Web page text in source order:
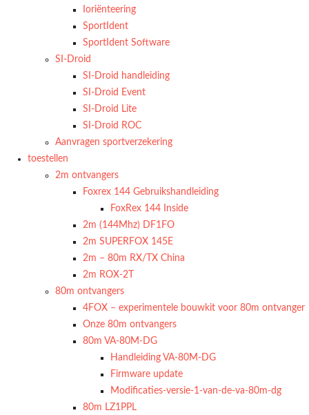
Ioriënteering
SportIdent
SportIdent Software
SI-Droid
SI-Droid handleiding
SI-Droid Event
SI-Droid Lite
SI-Droid ROC
Aanvragen sportverzekering
toestellen
2m ontvangers
Foxrex 144 Gebruikshandleiding
FoxRex 144 Inside
2m (144Mhz) DF1FO
2m SUPERFOX 145E
2m – 80m RX/TX China
2m ROX-2T
80m ontvangers
4FOX – experimentele bouwkit voor 80m ontvanger
Onze 80m ontvangers
80m VA-80M-DG
Handleiding VA-80M-DG
Firmware update
Modificaties-versie-1-van-de-va-80m-dg
80m LZ1PPL